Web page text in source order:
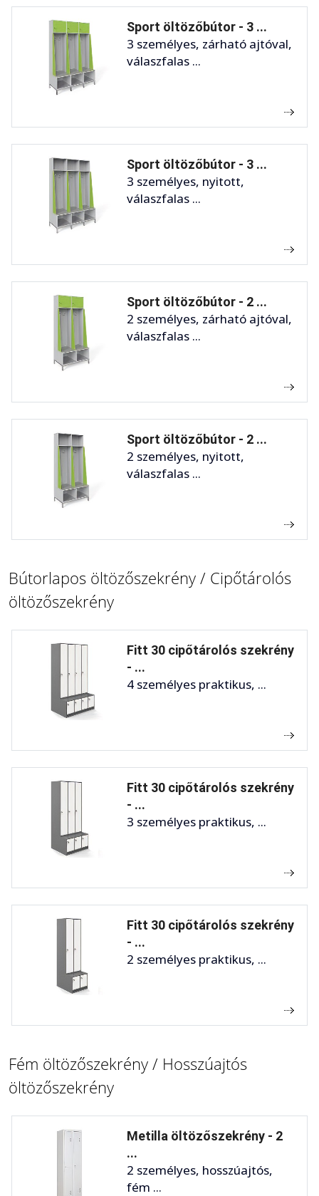
Sport öltözőbútor - 3 ...
3 személyes, zárható ajtóval,
válaszfalas ...
Sport öltözőbútor - 3 ...
3 személyes, nyitott,
válaszfalas ...
Sport öltözőbútor - 2 ...
2 személyes, zárható ajtóval,
válaszfalas ...
Sport öltözőbútor - 2 ...
2 személyes, nyitott,
válaszfalas ...
Bútorlapos öltözőszekrény / Cipőtárolós
öltözőszekrény
Fitt 30 cipőtárolós szekrény
- ...
4 személyes praktikus, ...
Fitt 30 cipőtárolós szekrény
- ...
3 személyes praktikus, ...
Fitt 30 cipőtárolós szekrény
- ...
2 személyes praktikus, ...
Fém öltözőszekrény / Hosszúajtós
öltözőszekrény
Metilla öltözőszekrény - 2
...
2 személyes, hosszúajtós,
fém ...